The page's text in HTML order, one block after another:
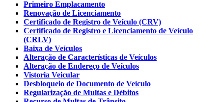
Primeiro Emplacamento
Renovação de Licenciamento
Certificado de Registro de Veículo (CRV)
Certificado de Registro e Licenciamento de Veículo
(CRLV)
Baixa de Veículos
Alteração de Características de Veículos
Alteração de Endereço de Veículos
Vistoria Veicular
Desbloqueio de Documento de Veículo
Regularização de Multas e Débitos